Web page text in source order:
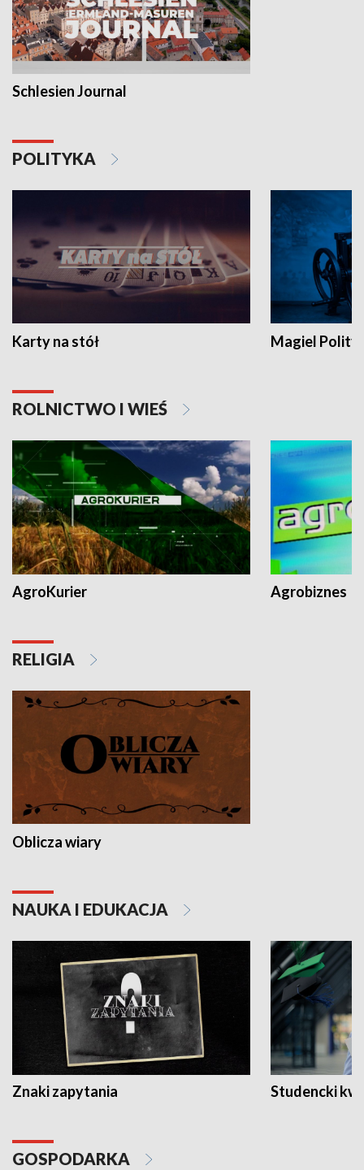
Schlesien Journal
POLITYKA
Karty na stół Magiel
ROLNICTWO I WIEŚ
AgroKurier Agrobiznes
RELIGIA
Oblicza wiary
NAUKA I EDUKACJA
Znaki zapytania Studencki
GOSPODARKA